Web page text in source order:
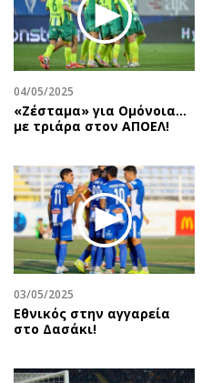
04/05/2025
«Ζέσταμα» για Ομόνοια…
με τριάρα στον ΑΠΟΕΛ!
03/05/2025
Εθνικός στην αγγαρεία
στο Δασάκι!